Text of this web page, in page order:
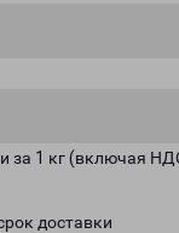
за 1 кг (включая
доставки